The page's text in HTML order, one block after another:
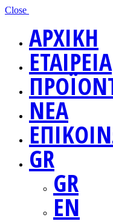
Close
ΑΡΧΙΚΗ
ΕΤΑΙΡΕΙΑ
ΝΕΑ
GR
GR
EN